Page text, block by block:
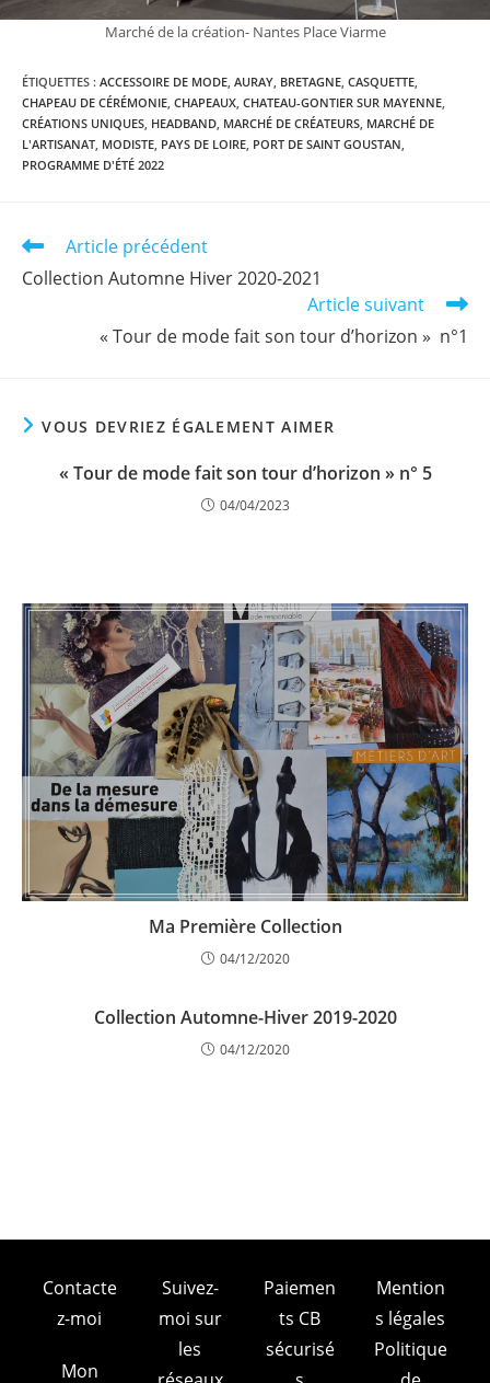
Marché de la création- Nantes Place Viarme
ÉTIQUETTES : ACCESSOIRE DE MODE, AURAY, BRETAGNE, CASQUETTE,
CHAPEAU DE CÉRÉMONIE, CHAPEAUX, CHATEAU-GONTIER SUR MAYENNE,
CRÉATIONS UNIQUES, HEADBAND, MARCHÉ DE CRÉATEURS, MARCHÉ DE
L'ARTISANAT, MODISTE, PAYS DE LOIRE, PORT DE SAINT GOUSTAN,
PROGRAMME D'ÉTÉ 2022
Read
more
articles
Article précédent
Collection Automne Hiver 2020-2021
Article suivant
« Tour de mode fait son tour d’horizon » n°1
VOUS DEVRIEZ ÉGALEMENT AIMER
« Tour de mode fait son tour d’horizon » n° 5
04/04/2023
Ma Première Collection
04/12/2020
Collection Automne-Hiver 2019-2020
04/12/2020
Contacte
z-moi
Mon
Suivez-
moi sur
les
Paiemen
ts CB
sécurisé
Mention
s légales
Politique